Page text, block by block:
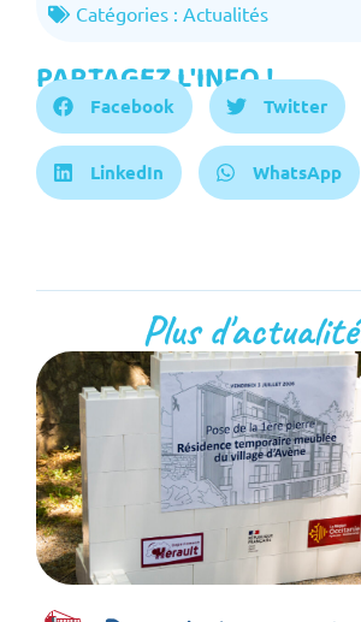
Catégories : Actualités
PARTAGEZ L'INFO !
Facebook Twitter
LinkedIn WhatsApp
Plus